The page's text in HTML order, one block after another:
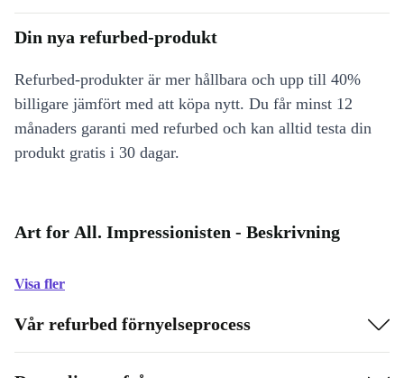
Din nya refurbed-produkt
Refurbed-produkter är mer hållbara och upp till 40%
billigare jämfört med att köpa nytt. Du får minst 12
månaders garanti med refurbed och kan alltid testa din
produkt gratis i 30 dagar.
Art for All. Impressionisten - Beskrivning
Visa fler
Vår refurbed förnyelseprocess